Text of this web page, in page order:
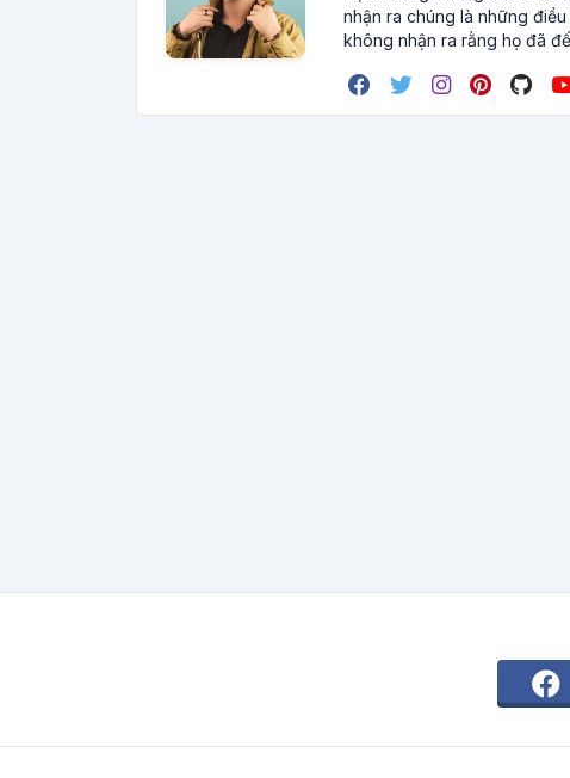
nhận ra chúng là những
không nhận ra rằng họ đã